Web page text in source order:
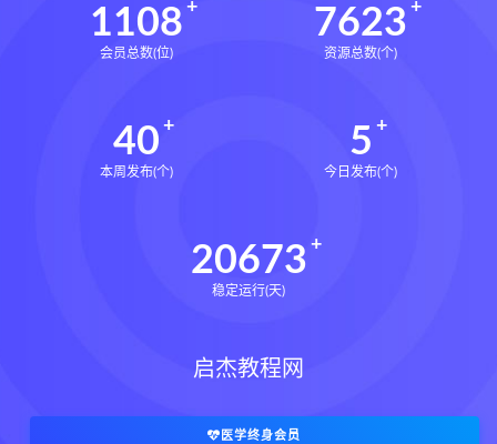
1108
会员总数(位)
7623
资源总数(个)
40
本周发布(个)
5
今日发布(个)
20673
稳定运行(天)
启杰教程网
医学终身会员